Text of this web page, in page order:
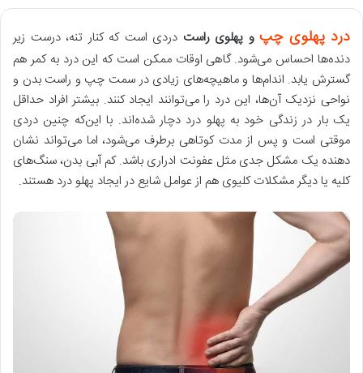
درد پهلوی چپ و پهلوی راست دردی است که کنار تنه، درست زیر
دنده‌ها احساس می‌شود. گاهی اوقات ممکن است که این درد به کمر هم
گسترش یابد. اندام‌ها و ماهیچه‌های زیادی در سمت چپ و راست بدن و
نواحی نزدیک آن‌ها، این درد را می‌توانند ایجاد کنند. بیشتر افراد حداقل
یک بار در زندگی خود به پهلو درد دچار شده‌اند. با این‌که چنین دردی
موقتی است و پس از مدت کوتاهی برطرف می‌شود، اما می‌تواند نشان
دهنده یک مشکل جدی مثل عفونت ادراری باشد. کم آبی بدن، سنگ‌های
کلیه یا دیگر مشکلات کلیوی هم از عوامل شایع در ایجاد پهلو درد هستند.